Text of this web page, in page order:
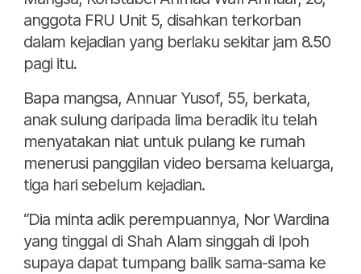
anggota FRU Unit 5, disahkan terkorban
dalam kejadian yang berlaku sekitar jam 8.50
pagi itu.
Bapa mangsa, Annuar Yusof, 55, berkata,
anak sulung daripada lima beradik itu telah
menyatakan niat untuk pulang ke rumah
menerusi panggilan video bersama keluarga,
tiga hari sebelum kejadian.
“Dia minta adik perempuannya, Nor Wardina
yang tinggal di Shah Alam singgah di Ipoh
supaya dapat tumpang balik sama-sama ke